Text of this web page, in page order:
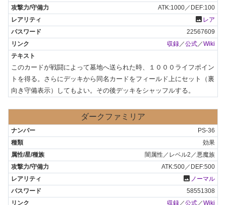
ATK:1000／DEF:100
photo レア
22567609
収録／公式／Wiki
このカードが戦闘によって墓地へ送られた時、１０００ライフポイン
トを得る。さらにデッキから同名カードをフィールド上にセット（裏
向き守備表示）してもよい。その後デッキをシャッフルする。
ダークファミリア
PS-36
効果
闇属性／レベル2／悪魔族
ATK:500／DEF:500
photo ノーマル
58551308
収録／公式／Wiki